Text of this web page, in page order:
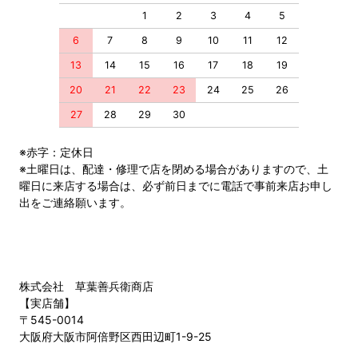
1
2 3 4 5
6 7 8 9 10 11 12
13 14 15 16 17 18 19
20 21 22 23 24 25 26
27 28 29 30
※赤字：定休日
※土曜日は、配達・修理で店を閉める場合がありますので、土
曜日に来店する場合は、必ず前日までに電話で事前来店お申し
出をご連絡願います。
株式会社 草葉善兵衛商店
【実店舗】
〒545-0014
大阪府大阪市阿倍野区西田辺町1-9-25